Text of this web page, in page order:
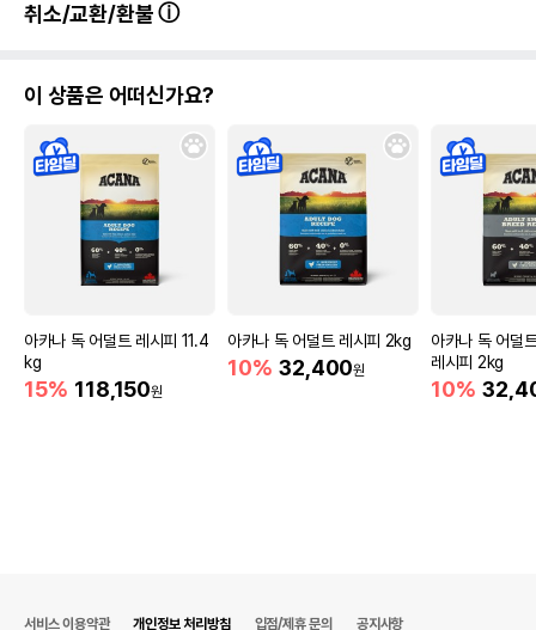
취소/교환/환불
이 상품은 어떠신가요?
아카나 독 어덜트 레시피 11.4
kg
15% 118,150원
아카나 독 어덜트 레시피 2kg
10% 32,400원
아카나 독 어덜
레시피 2kg
10%
서비스 이용약관 개인정보 처리방침 입점/제휴 문의 공지사항